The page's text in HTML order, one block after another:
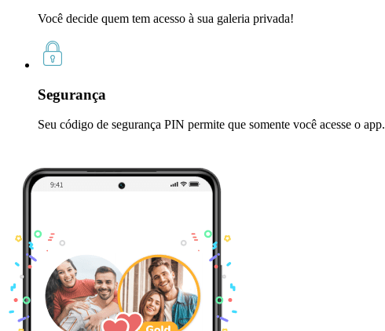
Você decide quem tem acesso à sua galeria privada!
Segurança
Seu código de segurança PIN permite que somente você acesse o app.